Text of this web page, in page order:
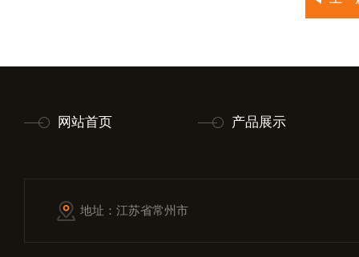
网站首页 产品展示
地址：江苏省常州市